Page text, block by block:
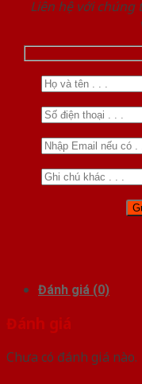
Liên hệ với
Đánh giá (0)
Đánh giá
Chưa có đánh giá nào.